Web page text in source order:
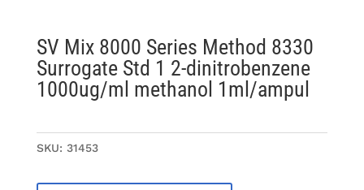
SV Mix 8000 Series Method 8330
Surrogate Std 1 2-dinitrobenzene
1000ug/ml methanol 1ml/ampul
SKU: 31453